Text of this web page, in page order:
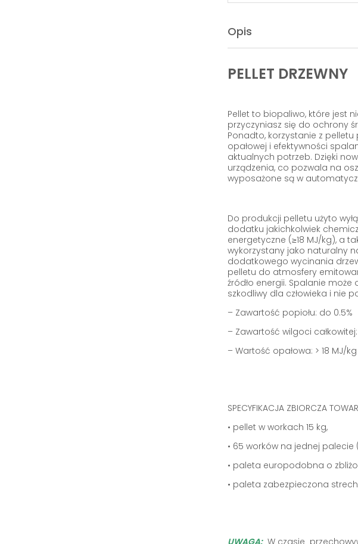
Opis
PELLET DRZEWNY
Pellet to biopaliwo, które jest
przyczyniasz się do ochrony
Ponadto, korzystanie z
opałowej i efektywności
aktualnych potrzeb. Dzięki
urządzenia, co pozwala na
wyposażone są w
Do produkcji pelletu użyto
dodatku jakichkolwiek
energetyczne (≥18 MJ/kg), a
wykorzystany jako naturalny
dodatkowego wycinania
pelletu do atmosfery
źródło energii. Spalanie
szkodliwy dla człowieka i nie
– Zawartość popiołu: do 0.5%
– Zawartość wilgoci całkowitej:
– Wartość opałowa: > 18 MJ/kg
SPECYFIKACJA ZBIORCZA
• pellet w workach 15 kg,
• 65 worków na jednej palecie
• paleta europodobna o
• paleta zabezpieczona
UWAGA:W czasie